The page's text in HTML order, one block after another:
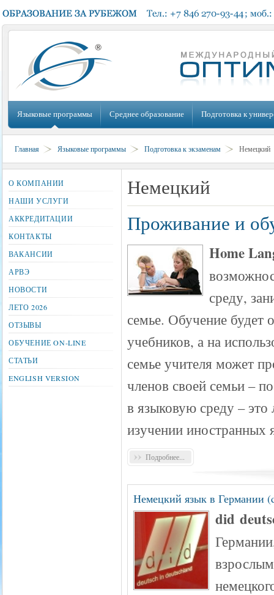
Языковые программы Среднее образование Подготовка к
Главная Языковые программы Подготовка к экзаменам Немецкий
Немецкий
Проживание и
Home
среду,
семье. Обучение будет
учебников, а на
семье учителя может
членов своей семьи –
в языковую среду – это
изучении иностранных
Подробнее...
Немецкий язык в
did
О КОМПАНИИ
НАШИ УСЛУГИ
АККРЕДИТАЦИИ
КОНТАКТЫ
ВАКАНСИИ
АРВЭ
НОВОСТИ
ЛЕТО 2026
ОТЗЫВЫ
ОБУЧЕНИЕ ON-LINE
СТАТЬИ
ENGLISH VERSION